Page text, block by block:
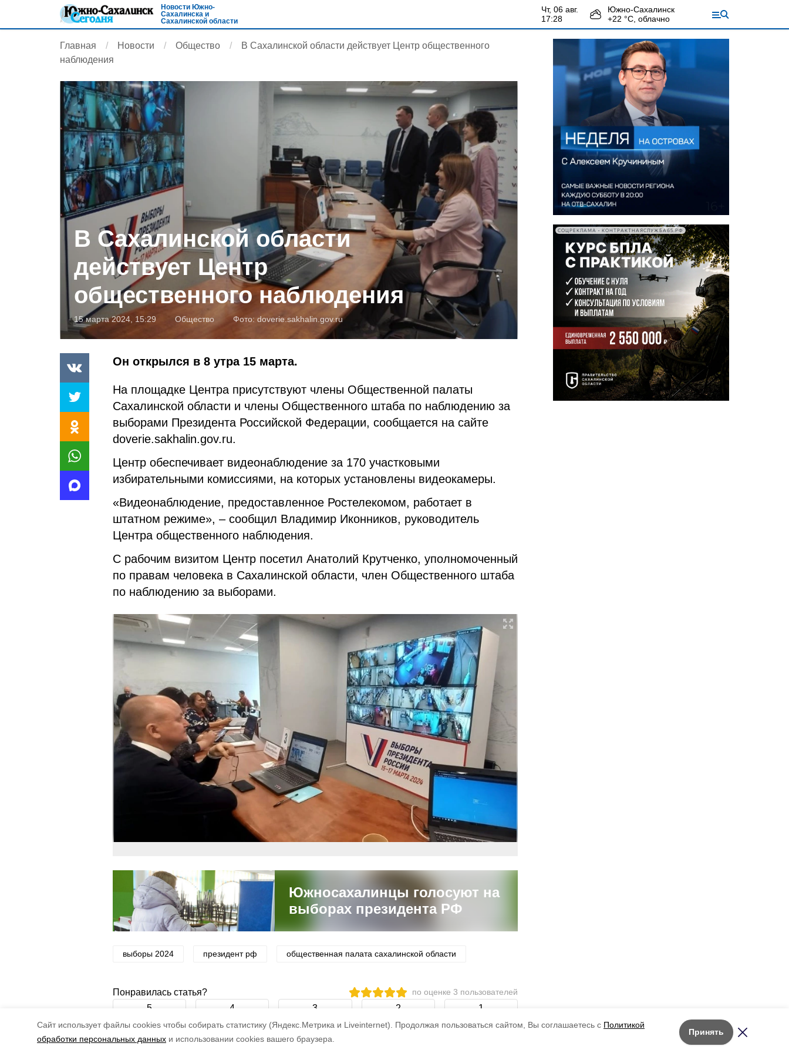
Cайт использует файлы cookies чтобы собирать статистику (Яндекс.Метрика и Liveinternet). Продолжая пользоваться сайтом, Вы соглашаетесь с Политикой
обработки персональных данных и использовании cookies вашего браузера.
Принять
Новости Южно-
Сахалинска и
Сахалинской области
чт, 06 авг.
17:28
Южно-Сахалинск
+22 °С, облачно
Лента новостей
Главная Новости Общество
В Сахалинской области действует Центр общественного
наблюдения
В Сахалинской области
действует Центр
общественного наблюдения
15 марта 2024, 15:29 Общество Фото: doverie.sakhalin.gov.ru
Он открылся в 8 утра 15 марта.
На площадке Центра присутствуют члены Общественной палаты
Сахалинской области и члены Общественного штаба по наблюдению за
выборами Президента Российской Федерации, сообщается на сайте
doverie.sakhalin.gov.ru.
Центр обеспечивает видеонаблюдение за 170 участковыми
избирательными комиссиями, на которых установлены видеокамеры.
«Видеонаблюдение, предоставленное Ростелекомом, работает в
штатном режиме», – сообщил Владимир Иконников, руководитель
Центра общественного наблюдения.
С рабочим визитом Центр посетил Анатолий Крутченко, уполномоченный
по правам человека в Сахалинской области, член Общественного штаба
по наблюдению за выборами.
Южносахалинцы голосуют на
выборах президента РФ
выборы 2024 президент рф общественная палата сахалинской области
Понравилась статья? по оценке 3 пользователей
5 4 3 2 1
СОЦРЕКЛАМА • КОНТРАКТНАЯСЛУЖБА65.РФ